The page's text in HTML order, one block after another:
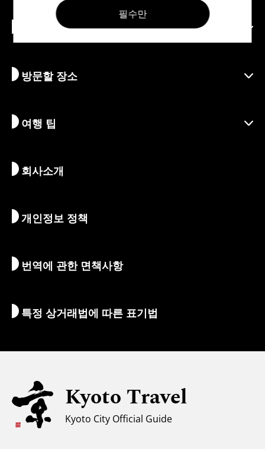
필수만
교토 알아보기
시즌별 정보
지속가능한 관광
여행 아이디어
액티비티
예술 & 문화
아침 & 밤
숙박 시설
방문할 장소
목적지
여정
여행 팁
교토 둘러보기
지도 및 도구
통역 가이드
환전/세금
유니버설 관광
무슬림을 위한 정보
날씨와 옷차림
회사소개
개인정보 정책
번역에 관한 면책사항
특정 상거래법에 따른 표기법
Kyoto Travel
Kyoto City Official Guide